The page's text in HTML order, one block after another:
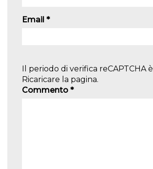
Email *
Il periodo di verifica reCAPTCHA
Ricaricare la pagina.
Commento *